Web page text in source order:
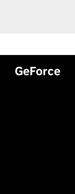
main
content
GeForce